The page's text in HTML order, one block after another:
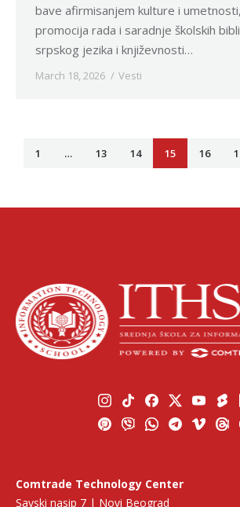
bave afirmisanjem kulture i
promocija rada i saradnje školskih
srpskog jezika i književnosti…
March 18, 2026 Vesti
1 … 13 14 15 16
Comtrade Technology Center
Savski nasip 7 | Novi Beograd